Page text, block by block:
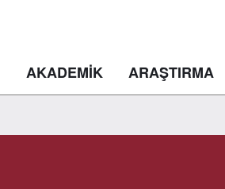
AKADEMİK ARAŞTIRMA